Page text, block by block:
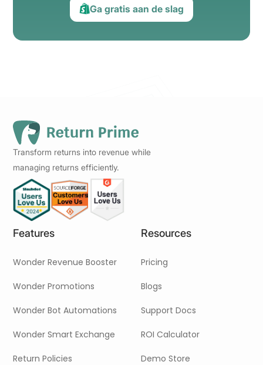
Ga gratis aan de slag
Transform returns into revenue while
managing returns efficiently.
Features
Wonder Revenue Booster
Wonder Promotions
Wonder Bot Automations
Wonder Smart Exchange
Return Policies
Resources
Pricing
Blogs
Support Docs
ROI Calculator
Demo Store